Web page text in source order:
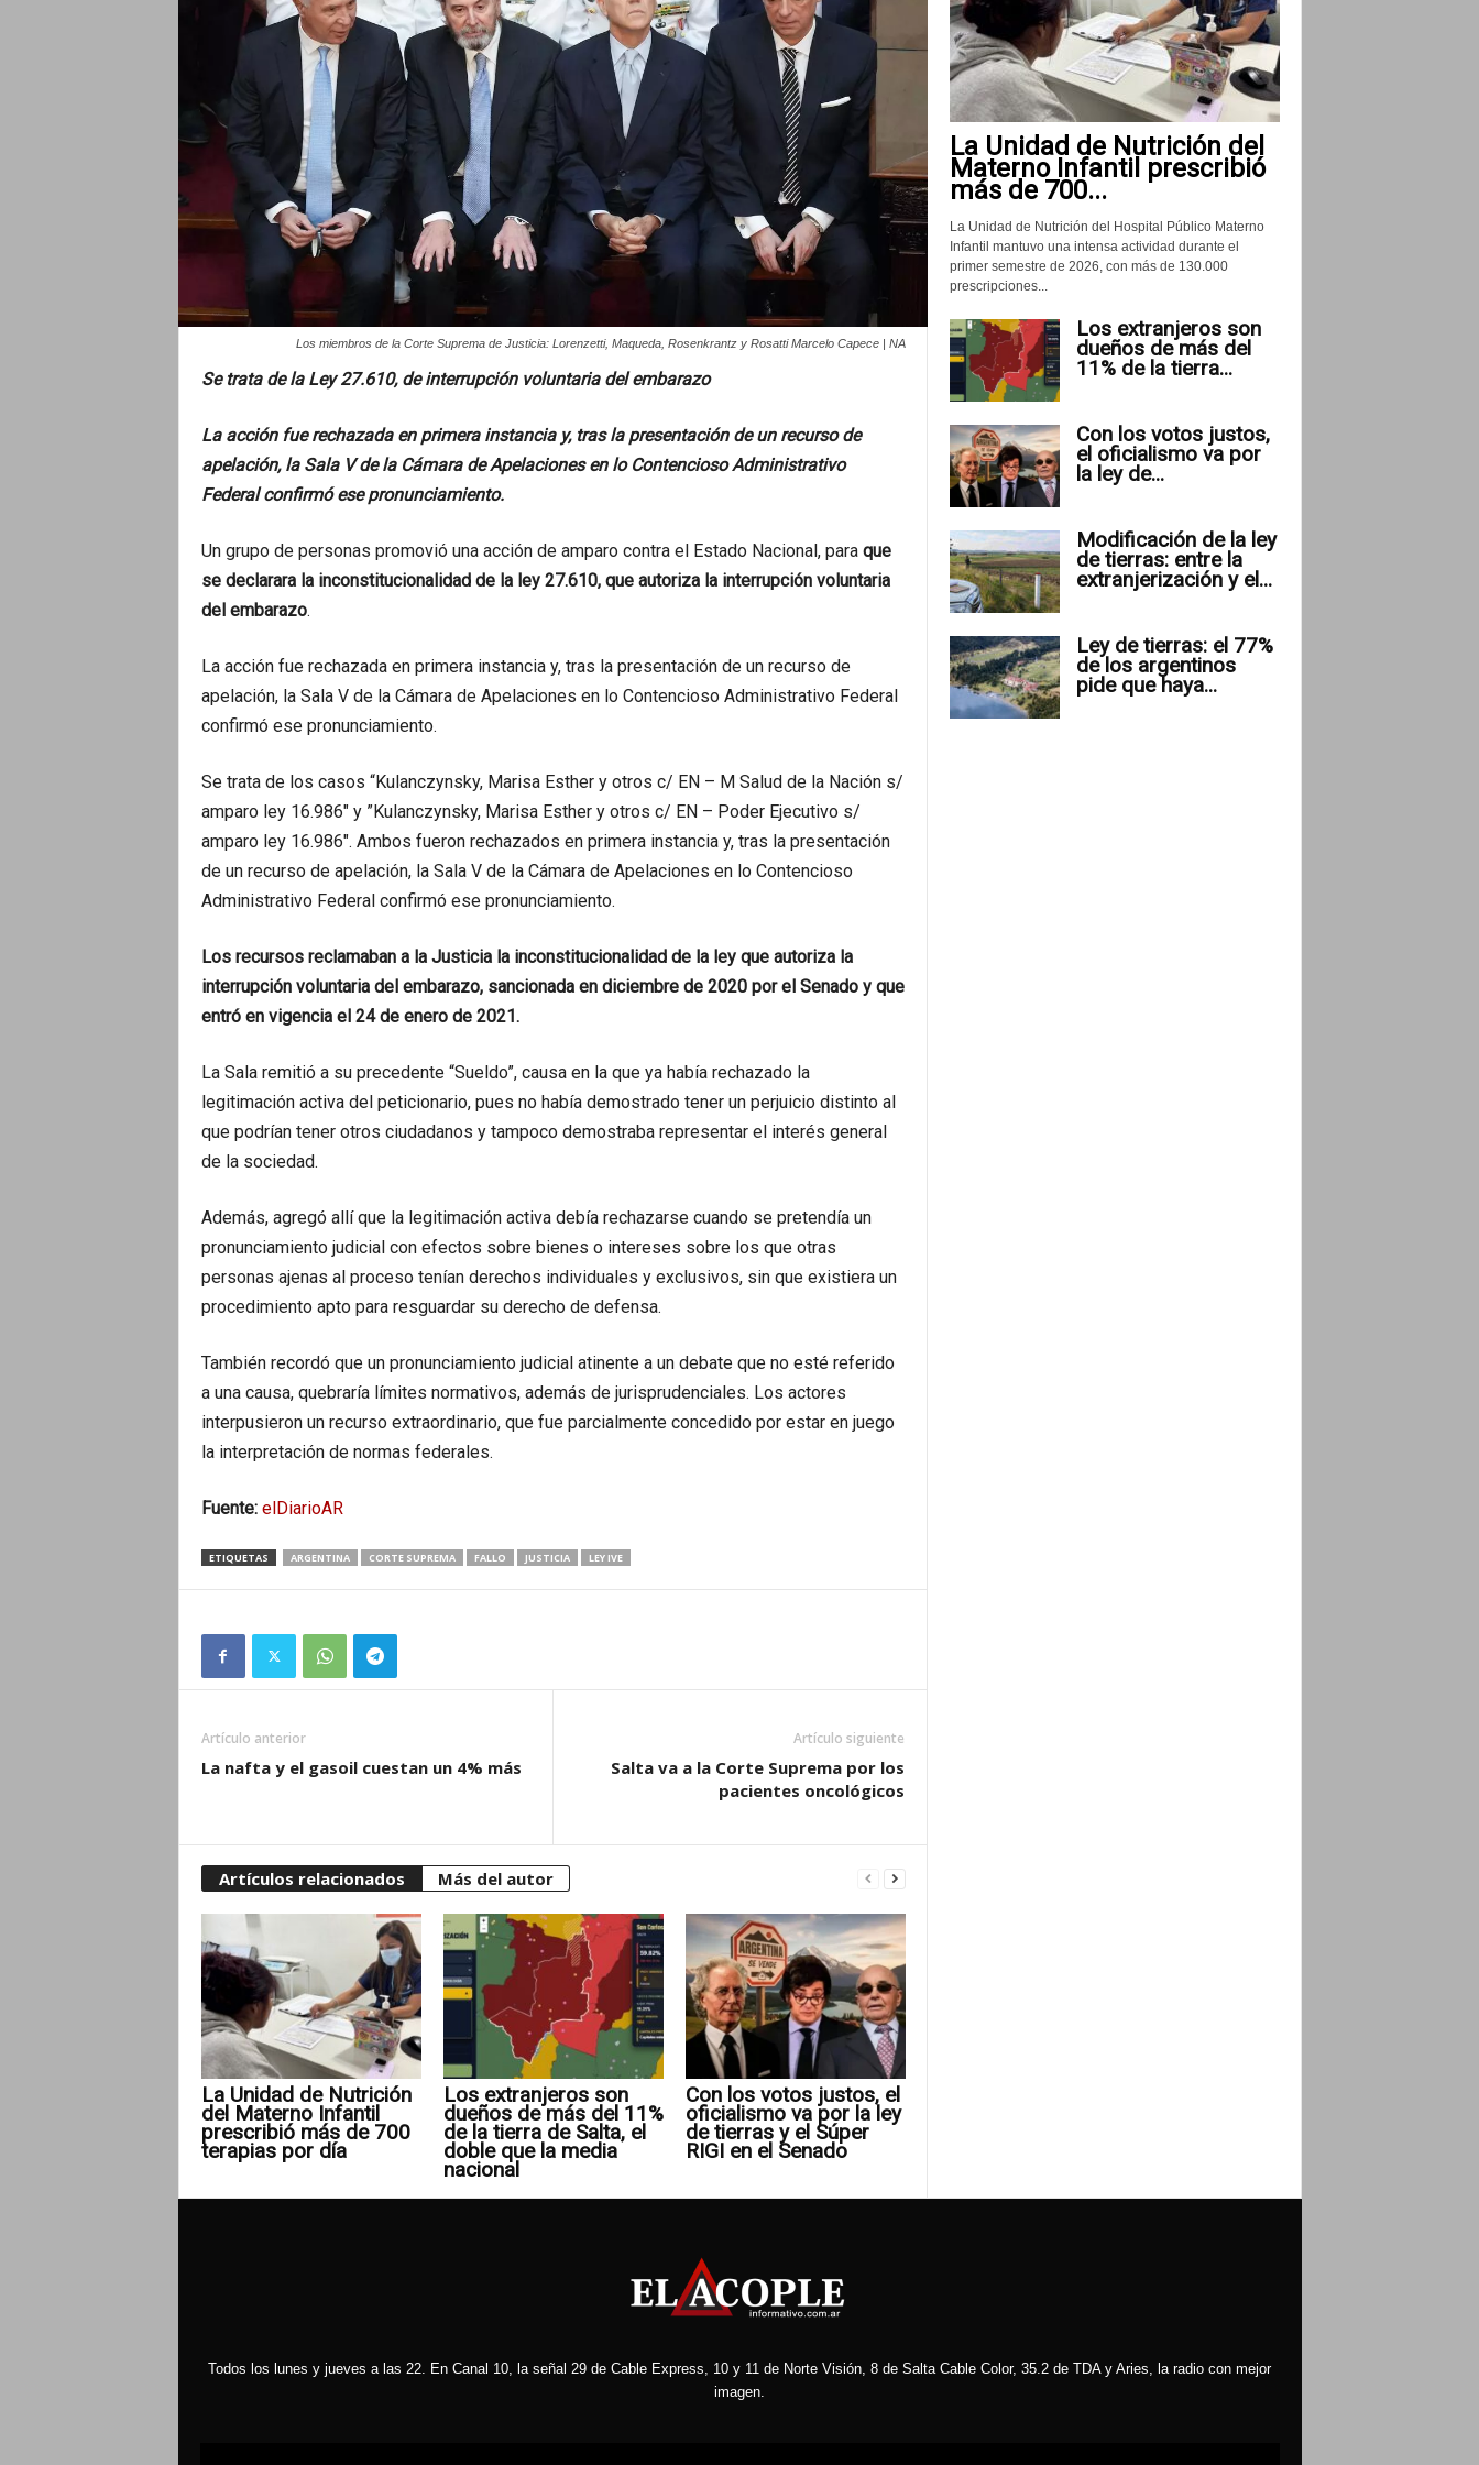
Los miembros de la Corte Suprema de Justicia: Lorenzetti, Maqueda, Rosenkrantz y Rosatti Marcelo Capece | NA
Se trata de la Ley 27.610, de interrupción voluntaria del embarazo
La acción fue rechazada en primera instancia y, tras la presentación de un recurso de
apelación, la Sala V de la Cámara de Apelaciones en lo Contencioso Administrativo
Federal confirmó ese pronunciamiento.
Un grupo de personas promovió una acción de amparo contra el Estado Nacional, paraque
se declarara la inconstitucionalidad de la ley 27.610, que autoriza la interrupción voluntaria
del embarazo.
La acción fue rechazada en primera instancia y, tras la presentación de un recurso de
apelación, la Sala V de la Cámara de Apelaciones en lo Contencioso Administrativo Federal
confirmó ese pronunciamiento.
Se trata de los casos “Kulanczynsky, Marisa Esther y otros c/ EN – M Salud de la Nación s/
amparo ley 16.986″ y ”Kulanczynsky, Marisa Esther y otros c/ EN – Poder Ejecutivo s/
amparo ley 16.986″. Ambos fueron rechazados en primera instancia y, tras la presentación
de un recurso de apelación, la Sala V de la Cámara de Apelaciones en lo Contencioso
Administrativo Federal confirmó ese pronunciamiento.
Los recursos reclamaban a la Justicia la inconstitucionalidad de la ley que autoriza la
interrupción voluntaria del embarazo, sancionada en diciembre de 2020 por el Senado y que
entró en vigencia el 24 de enero de 2021.
La Sala remitió a su precedente “Sueldo”, causa en la que ya había rechazado la
legitimación activa del peticionario, pues no había demostrado tener un perjuicio distinto al
que podrían tener otros ciudadanos y tampoco demostraba representar el interés general
de la sociedad.
Además, agregó allí que la legitimación activa debía rechazarse cuando se pretendía un
pronunciamiento judicial con efectos sobre bienes o intereses sobre los que otras
personas ajenas al proceso tenían derechos individuales y exclusivos, sin que existiera un
procedimiento apto para resguardar su derecho de defensa.
También recordó que un pronunciamiento judicial atinente a un debate que no esté referido
a una causa, quebraría límites normativos, además de jurisprudenciales. Los actores
interpusieron un recurso extraordinario, que fue parcialmente concedido por estar en juego
la interpretación de normas federales.
Fuente: elDiarioAR
ETIQUETAS ARGENTINA CORTE SUPREMA FALLO JUSTICIA LEY IVE
Artículo anterior
La nafta y el gasoil cuestan un 4% más
Artículo siguiente
Salta va a la Corte Suprema por los
pacientes oncológicos
Artículos relacionados Más del autor
La Unidad de Nutrición
del Materno Infantil
prescribió más de 700
terapias por día
Los extranjeros son
dueños de más del 11%
de la tierra de Salta, el
doble que la media
nacional
Con los votos justos, el
oficialismo va por la ley
de tierras y el Súper
RIGI en el Senado
La Unidad de Nutrición del
Materno Infantil prescribió
más de 700...
La Unidad de Nutrición del Hospital Público Materno
Infantil mantuvo una intensa actividad durante el
primer semestre de 2026, con más de 130.000
prescripciones...
Los extranjeros son
dueños de más del
11% de la tierra...
Con los votos justos,
el oficialismo va por
la ley de...
Modificación de la ley
de tierras: entre la
extranjerización y el...
Ley de tierras: el 77%
de los argentinos
pide que haya...
Todos los lunes y jueves a las 22. En Canal 10, la señal 29 de Cable Express, 10 y 11 de Norte Visión, 8 de Salta Cable Color, 35.2 de TDA y Aries, la radio con mejor
imagen.